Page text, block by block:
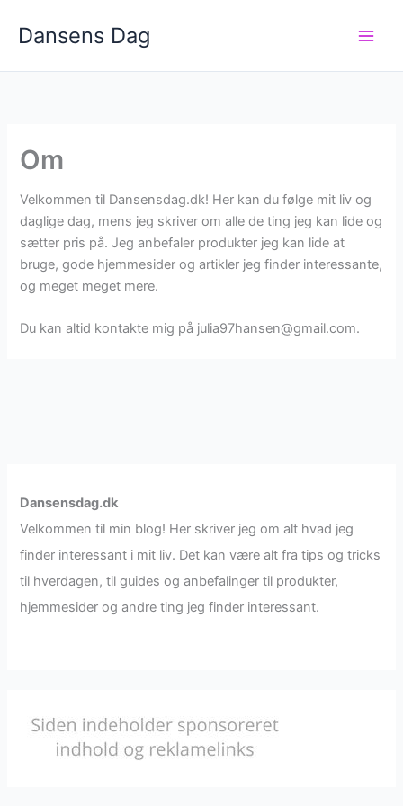
Dansens Dag
Om
Velkommen til Dansensdag.dk! Her kan du følge mit liv og
daglige dag, mens jeg skriver om alle de ting jeg kan lide og
sætter pris på. Jeg anbefaler produkter jeg kan lide at
bruge, gode hjemmesider og artikler jeg finder interessante,
og meget meget mere.
Du kan altid kontakte mig på julia97hansen@gmail.com.
Dansensdag.dk
Velkommen til min blog! Her skriver jeg om alt hvad jeg
finder interessant i mit liv. Det kan være alt fra tips og tricks
til hverdagen, til guides og anbefalinger til produkter,
hjemmesider og andre ting jeg finder interessant.